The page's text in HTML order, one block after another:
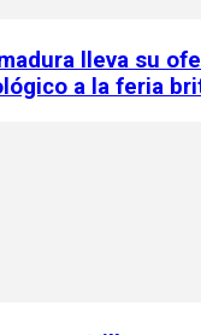
lleva su
a la feria